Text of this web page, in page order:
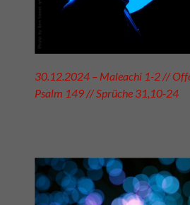
30.12.2024 – Maleachi 1-2 //
Psalm 149 // Sprüche 31,10-24